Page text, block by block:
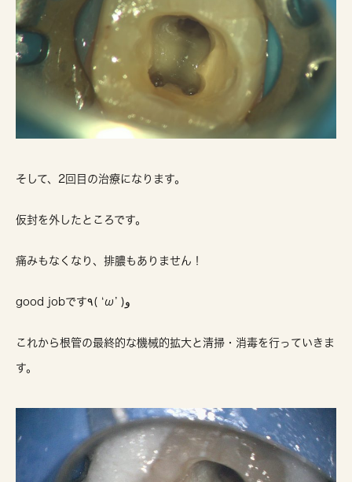
そして、2回目の治療になります。
仮封を外したところです。
痛みもなくなり、排膿もありません！
good jobです٩( ‘ω’ )و
これから根管の最終的な機械的拡大と清掃・消毒を行っていきま
す。